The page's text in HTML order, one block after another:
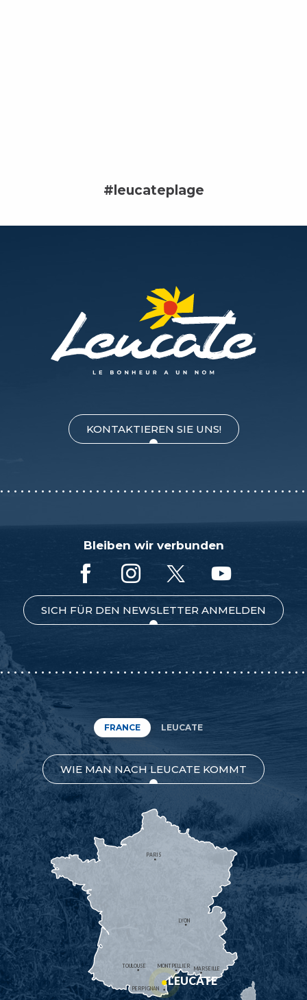
#leucateplage
KONTAKTIEREN SIE UNS!
Bleiben wir verbunden
SICH FÜR DEN NEWSLETTER ANMELDEN
FRANCE LEUCATE
WIE MAN NACH LEUCATE KOMMT
MONTPELLIER
PERPIGNAN
MARSEILLE
TOULOUSE
LYON
PARIS
LEUCATE